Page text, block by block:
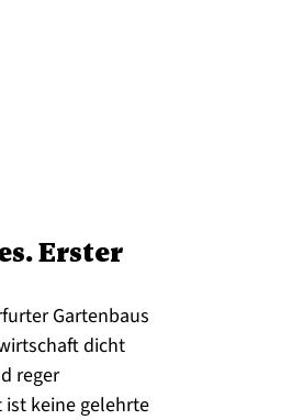
Erster
Gartenbaus
dicht
reger
ist keine gelehrte